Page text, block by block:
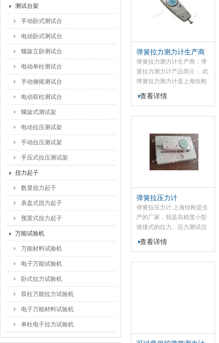
测试台架
手动卧式测试台
电动卧式测试台
螺旋立卧测试台
电动单柱测试台
手动侧摇测试台
电动双柱测试台
螺旋式测试架
电动拉压测试架
手动拉压测试架
手压式拉压测试架
扭力起子
数显扭力起子
表盘式扭力起子
预置式扭力起子
万能试验机
万能材料试验机
电子万能试验机
卧式拉力试验机
双柱万能拉力试验机
电子万能材料试验机
单柱电子拉力试验机
有一个可作荷重峰值(PEAK)
测试及连续荷重值(TRACK)
测试切换使用的切换旋钮
弹簧拉力测力计生产商
弹簧拉力测力计生产商：弹
簧拉力测力计产品简介： 此
弹簧拉力测力计是上海恒刚
生产商生产的小型简便的推
力、拉力测试仪器，该弹簧
做荷重峰值指示及连续荷重
值指示。
查看详情
弹簧拉压力计
弹簧拉压力计:上海恒刚是生
产的厂家，我是高精度小型
便捷式的拉力、压力测试仪
器.
查看详情